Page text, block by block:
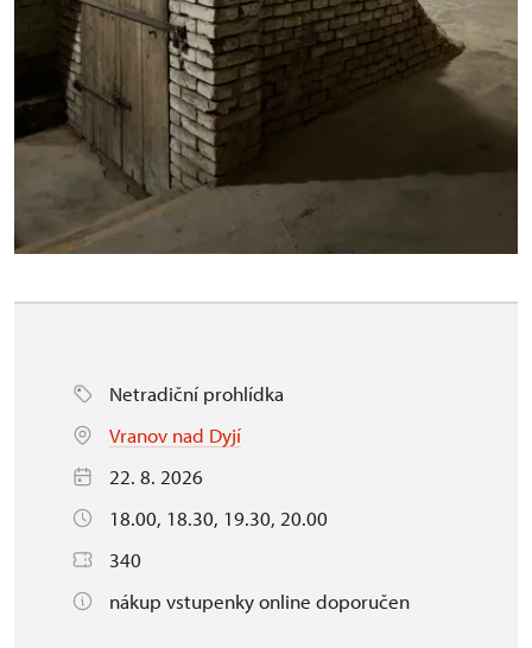
Netradiční prohlídka
Vranov nad Dyjí
22. 8. 2026
18.00, 18.30, 19.30, 20.00
340
nákup vstupenky online doporučen